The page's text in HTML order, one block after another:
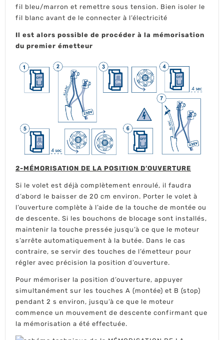
fil bleu/marron et remettre sous tension. Bien isoler le
fil blanc avant de le connecter à l’électricité
Il est alors possible de procéder à la mémorisation
du premier émetteur
2-MÉMORISATION DE LA POSITION D’OUVERTURE
Si le volet est déjà complètement enroulé, il faudra
d’abord le baisser de 20 cm environ. Porter le volet à
l’ouverture complète à l’aide de la touche de montée ou
de descente. Si les bouchons de blocage sont installés,
maintenir la touche pressée jusqu’à ce que le moteur
s’arrête automatiquement à la butée. Dans le cas
contraire, se servir des touches de l’émetteur pour
régler avec précision la position d’ouverture.
Pour mémoriser la position d’ouverture, appuyer
simultanément sur les touches A (montée) et B (stop)
pendant 2 s environ, jusqu’à ce que le moteur
commence un mouvement de descente confirmant que
la mémorisation a été effectuée.